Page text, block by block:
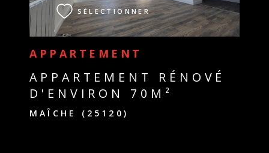
APPARTEMENT
APPARTEMENT RÉNOVÉ
D'ENVIRON 70M²
MAÎCHE (25120)
SÉLECTIONNER